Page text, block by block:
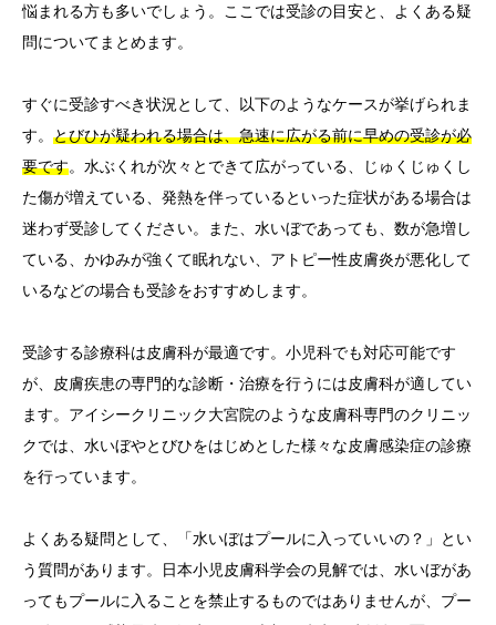
悩まれる方も多いでしょう。ここでは受診の目安と、よくある疑
問についてまとめます。
すぐに受診すべき状況として、以下のようなケースが挙げられま
す。 とびひが疑われる場合は、急速に広がる前に早めの受診が必
要です。水ぶくれが次々とできて広がっている、じゅくじゅくし
た傷が増えている、発熱を伴っているといった症状がある場合は
迷わず受診してください。また、水いぼであっても、数が急増し
ている、かゆみが強くて眠れない、アトピー性皮膚炎が悪化して
いるなどの場合も受診をおすすめします。
受診する診療科は皮膚科が最適です。小児科でも対応可能です
が、皮膚疾患の専門的な診断・治療を行うには皮膚科が適してい
ます。アイシークリニック大宮院のような皮膚科専門のクリニッ
クでは、水いぼやとびひをはじめとした様々な皮膚感染症の診療
を行っています。
よくある疑問として、「水いぼはプールに入っていいの？」とい
う質問があります。日本小児皮膚科学会の見解では、水いぼがあ
ってもプールに入ることを禁止するものではありませんが、プー